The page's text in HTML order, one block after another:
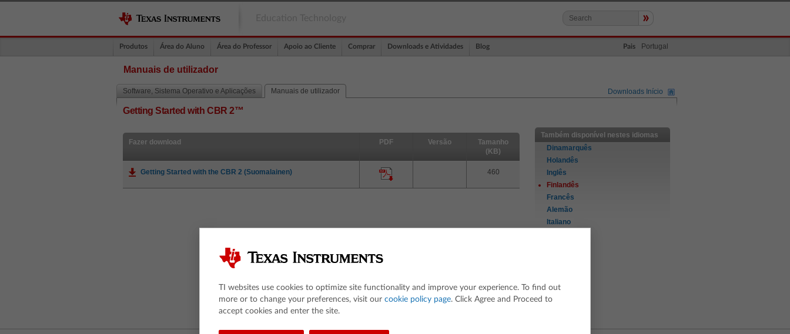
»
Produtos Área do Aluno Área do Professor Apoio ao Cliente Comprar Downloads e Atividades Blog Pais Portugal
Manuais de utilizador
Software, Sistema Operativo e Aplicações Manuais de utilizador Downloads Início
Getting Started with CBR 2™
Fazer download PDF Versão
Tamanho
(KB)
Getting Started with the CBR 2 (Suomalainen) 460
Também disponível nestes idiomas
Dinamarquês
Holandês
Inglês
Finlandês
Francês
Alemão
Italiano
TI websites use cookies to optimize site functionality and improve your experience. To find out
more or to change your preferences, visit our cookie policy page. Click Agree and Proceed to
accept cookies and enter the site.